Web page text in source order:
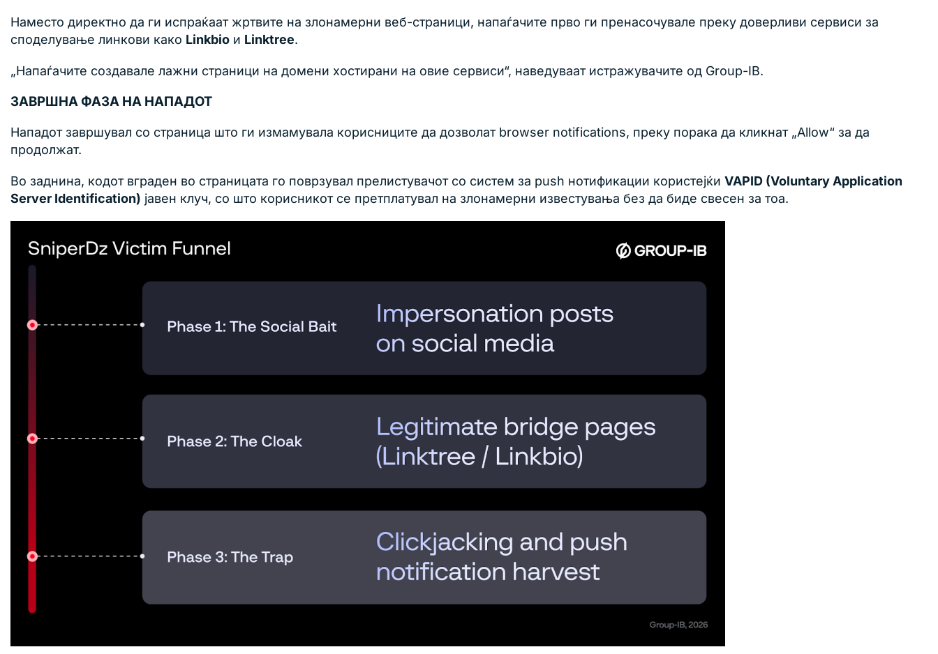
Наместо директно да ги испраќаат жртвите на злонамерни веб-страници, напаѓачите прво ги пренасочувале преку доверливи сервиси за
споделување линкови како Linkbio и Linktree.
„Напаѓачите создавале лажни страници на домени хостирани на овие сервиси“, наведуваат истражувачите од Group-IB.
ЗАВРШНА ФАЗА НА НАПАДОТ
Нападот завршувал со страница што ги измамувала корисниците да дозволат browser notifications, преку порака да кликнат „Allow“ за да
продолжат.
Во заднина, кодот вграден во страницата го поврзувал прелистувачот со систем за push нотификации користејќи VAPID (Voluntary Application
Server Identification) јавен клуч, со што корисникот се претплатувал на злонамерни известувања без да биде свесен за тоа.